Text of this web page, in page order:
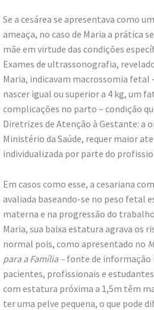
Se a cesárea se apresentava como
ameaça, no caso de Maria a prática
mãe em virtude das condições
Exames de ultrassonografia,
Maria, indicavam macrossomia fetal
nascer igual ou superior a 4 kg, um
complicações no parto – condição
Diretrizes de Atenção à Gestante: a
Ministério da Saúde, requer maior
individualizada por parte do
Em casos como esse, a cesariana
avaliada baseando-se no peso fetal
materna e na progressão do
Maria, sua baixa estatura agrava os
normal pois, como apresentado no
para a Família – fonte de informação
pacientes, profissionais e
com estatura próxima a 1,5m têm
ter uma pelve pequena, o que pode